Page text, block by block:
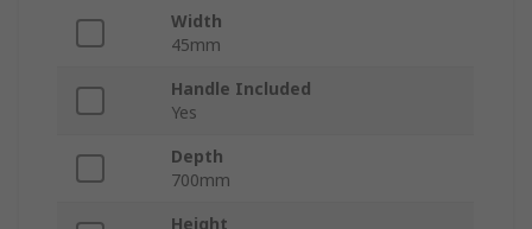
Width
45mm
Handle Included
Yes
Depth
700mm
Height